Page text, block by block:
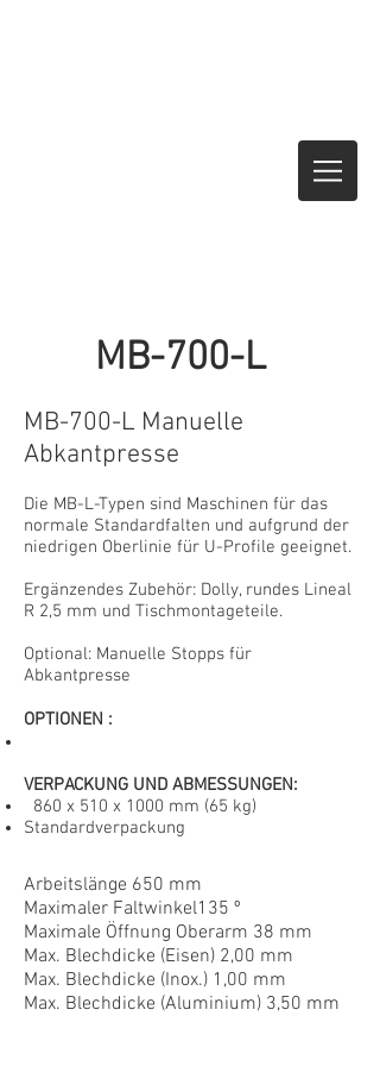
MB-700-L
MB-700-L Manuelle
Abkantpresse
Die MB-L-Typen sind Maschinen für das
normale Standardfalten und aufgrund der
niedrigen Oberlinie für U-Profile geeignet.
Ergänzendes Zubehör: Dolly, rundes Lineal
R 2,5 mm und Tischmontageteile.
Optional: Manuelle Stopps für
Abkantpresse
OPTIONEN :
VERPACKUNG UND ABMESSUNGEN:
860 x 510 x 1000 mm (65 kg)
Standardverpackung
Arbeitslänge 650 mm
Maximaler Faltwinkel135 º
Maximale Öffnung Oberarm 38 mm
Max. Blechdicke (Eisen) 2,00 mm
Max. Blechdicke (Inox.) 1,00 mm
Max. Blechdicke (Aluminium) 3,50 mm
MB700L